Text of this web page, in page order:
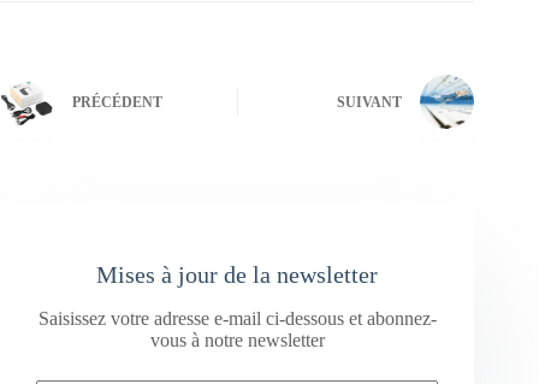
PRÉCÉDENT SUIVANT
Mises à jour de la newsletter
Saisissez votre adresse e-mail ci-dessous et abonnez-
vous à notre newsletter